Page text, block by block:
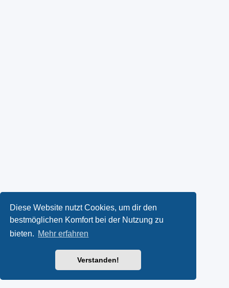
Diese Website nutzt Cookies, um dir den
bestmöglichen Komfort bei der Nutzung zu
bieten. Mehr erfahren
Verstanden!